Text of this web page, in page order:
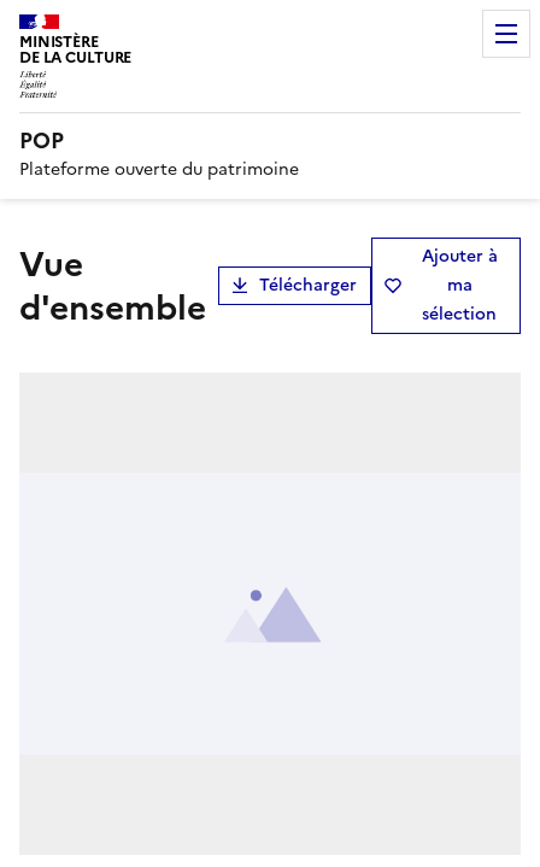
MINISTÈRE
DE LA CULTURE
POP
Plateforme ouverte du patrimoine
Vue
d'ensemble
Télécharger
Ajouter à
ma
sélection